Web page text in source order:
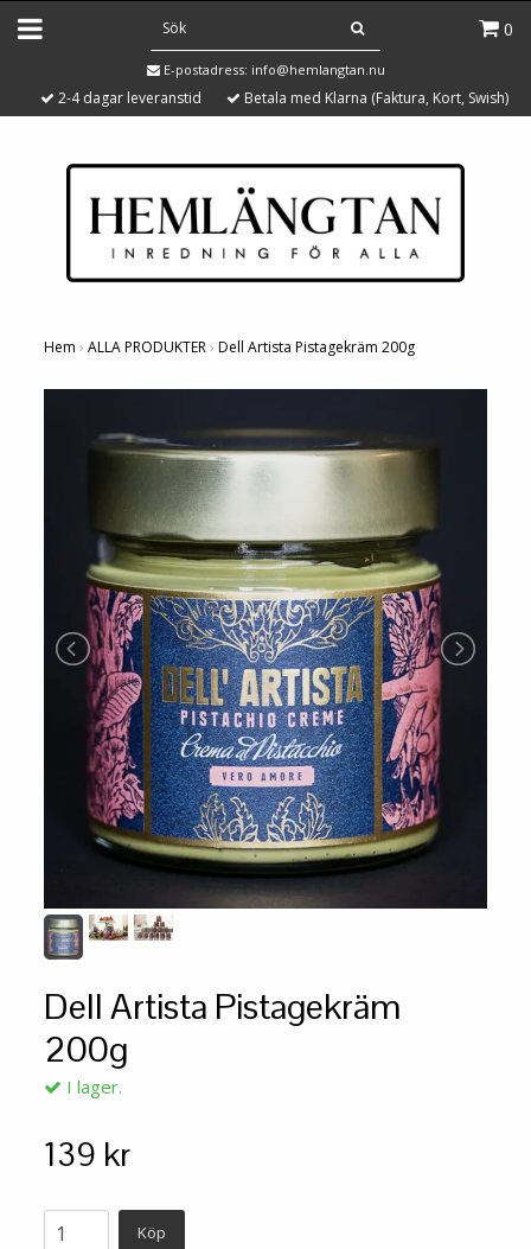
0
E-postadress: info@hemlangtan.nu
2-4 dagar leveranstid Betala med Klarna (Faktura, Kort, Swish)
Hem › ALLA PRODUKTER› Dell Artista Pistagekräm 200g
Dell Artista Pistagekräm
200g
I lager.
139 kr
Köp